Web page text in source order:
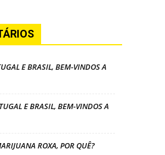
E BRASIL, BEM-VINDOS A
E BRASIL, BEM-VINDOS A
ROXA, POR QUÊ?